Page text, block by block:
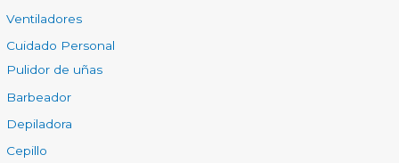
Ventiladores
Cuidado Personal
Pulidor de uñas
Barbeador
Depiladora
Cepillo